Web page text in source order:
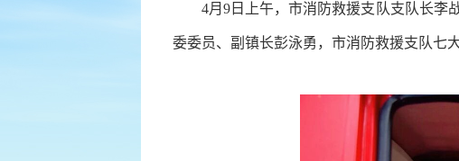
4月9日上午，市消防救援支队支队长李
委委员、副镇长彭泳勇， 市消防救援支队七